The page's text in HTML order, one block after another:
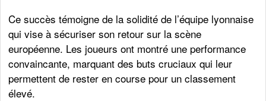
Ce succès témoigne de la solidité de l’équipe lyonnaise
qui vise à sécuriser son retour sur la scène
européenne. Les joueurs ont montré une performance
convaincante, marquant des buts cruciaux qui leur
permettent de rester en course pour un classement
élevé.